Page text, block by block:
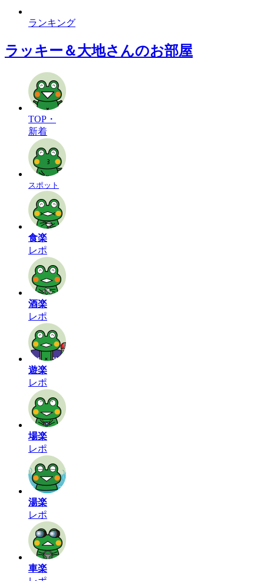
ランキング
ラッキー＆大地さんのお部屋
TOP・
新着
スポット
食楽
レポ
酒楽
レポ
遊楽
レポ
場楽
レポ
湯楽
レポ
車楽